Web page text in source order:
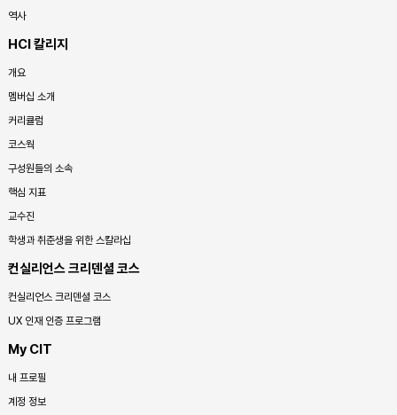
역사
HCI 칼리지
개요
멤버십 소개
커리큘럼
코스웍
구성원들의 소속
핵심 지표
교수진
학생과 취준생을 위한 스칼라십
컨실리언스 크리덴셜 코스
컨실리언스 크리덴셜 코스
UX 인재 인증 프로그램
My CIT
내 프로필
계정 정보